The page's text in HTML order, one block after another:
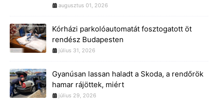
augusztus 01, 2026
Kórházi parkolóautomatát fosztogatott öt
rendész Budapesten
július 31, 2026
Gyanúsan lassan haladt a Skoda, a rendőrök
hamar rájöttek, miért
július 29, 2026